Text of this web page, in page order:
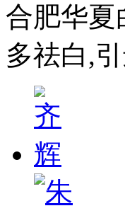
合肥华夏
多祛白,